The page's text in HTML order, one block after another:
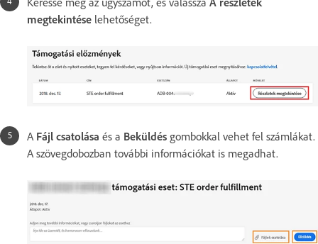
megtekintése lehetőséget.
A Fájl csatolása és a Beküldés gombokkal vehet fel számlákat.
A szövegdobozban további információkat is megadhat.